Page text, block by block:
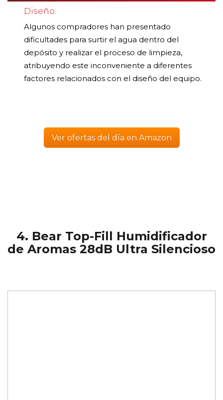
Diseño:
Algunos compradores han presentado
dificultades para surtir el agua dentro del
depósito y realizar el proceso de limpieza,
atribuyendo este inconveniente a diferentes
factores relacionados con el diseño del equipo.
Ver ofertas del día en Amazon
4. Bear Top-Fill Humidificador
de Aromas 28dB Ultra Silencioso